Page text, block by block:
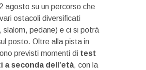
agosto su un percorso che
ostacoli diversificati
pedane) e ci si potrà
posto. Oltre alla pista in
previsti momenti di test
a seconda dell’età, con la